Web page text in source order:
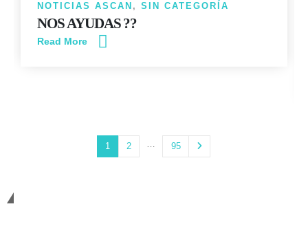
NOTICIAS ASCAN , SIN CATEGORÍA
NOS AYUDAS ??
Read More
1 2 … 95